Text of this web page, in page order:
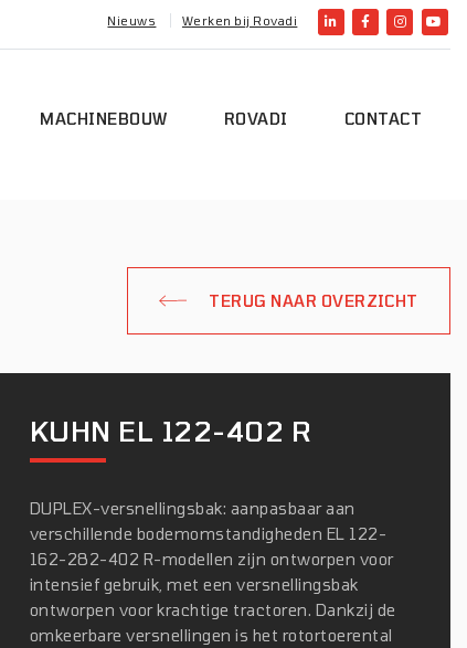
Nieuws Werken bij Rovadi
MACHINEBOUW ROVADI CONTACT
TERUG NAAR OVERZICHT
KUHN EL 122-402 R
DUPLEX-versnellingsbak: aanpasbaar aan
verschillende bodemomstandigheden EL 122-
162-282-402 R-modellen zijn ontworpen voor
intensief gebruik, met een versnellingsbak
ontworpen voor krachtige tractoren. Dankzij de
omkeerbare versnellingen is het rotortoerental